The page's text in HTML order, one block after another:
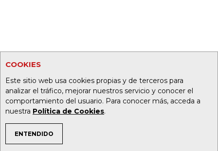
COOKIES
Este sitio web usa cookies propias y de terceros para
analizar el tráfico, mejorar nuestros servicio y conocer el
comportamiento del usuario. Para conocer más, acceda a
nuestra Política de Cookies.
ENTENDIDO
TEMAS DE INTERÉS